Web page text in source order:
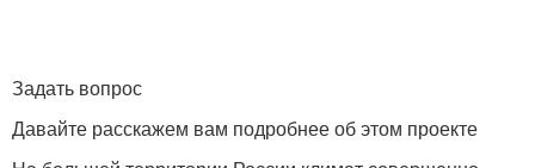
Лестница из дерева Деревянная лестница
Задать вопрос
Давайте расскажем вам подробнее об этом проекте